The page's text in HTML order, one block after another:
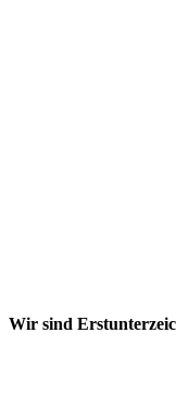
Wir sind